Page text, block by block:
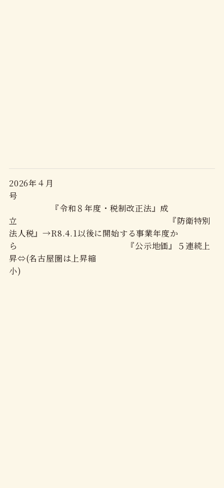
2026年４月
号
『令和８年度・税制改正法』成
立 『防衛特別
法人税』→R8.4.1以後に開始する事業年度か
ら 『公示地価』５連続上
昇⇔(名古屋圏は上昇縮
小)